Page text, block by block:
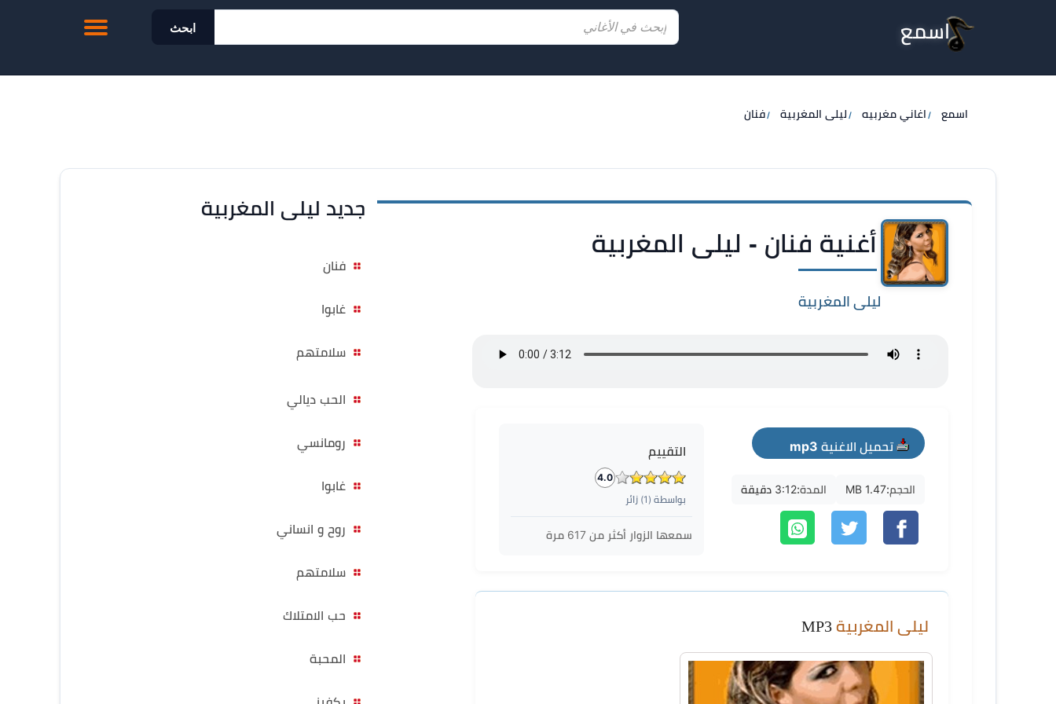
اسمع ابحث
اسمع اغاني مغربيه ليلى المغربية فنان
أغنية فنان - ليلى المغربية
ليلى المغربية
تحميل الاغنية mp3
الحجم:1.47 MB المدة:3:12 دقيقة
التقييم
4.0
بواسطة ( 1) زائر
سمعها الزوار أكثر من617 مرة
ليلى المغربية
جديد ليلى المغربية
فنان
غابوا
سلامتهم
الحب ديالي
رومانسي
غابوا
روح و انساني
سلامتهم
حب الامتلاك
المحبة